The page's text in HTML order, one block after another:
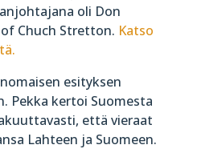
oli Don
Chuch Stretton. Katso
esityksen
Pekka kertoi Suomesta
että vieraat
Lahteen ja Suomeen.